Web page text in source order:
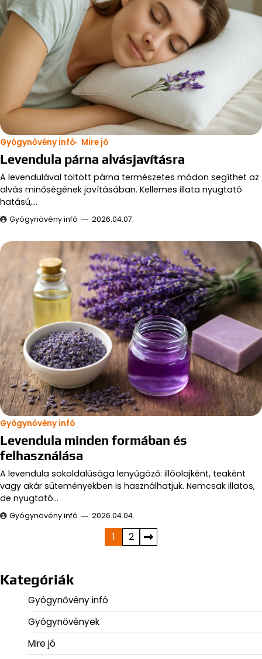
Gyógynővény infó Mire jó
Levendula párna alvásjavításra
A levendulával töltött párna természetes módon segíthet az
alvás minőségének javításában. Kellemes illata nyugtató
hatású,…
Gyógynövény infó 2026.04.07.
Gyógynővény infó
Levendula minden formában és
felhasználása
A levendula sokoldalúsága lenyűgöző: illóolajként, teaként
vagy akár süteményekben is használhatjuk. Nemcsak illatos,
de nyugtató…
Gyógynövény infó 2026.04.04.
1 2
Kategóriák
Gyógynővény infó
Gyógynövények
Mire jó